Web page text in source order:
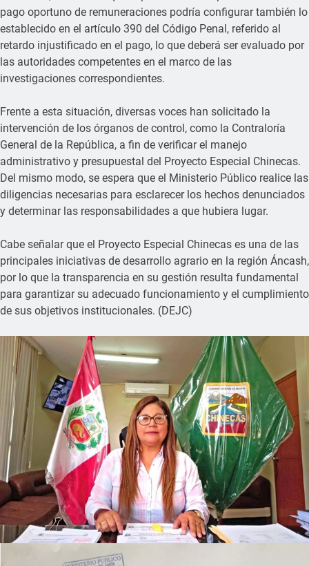
pago oportuno de remuneraciones podría configurar también lo
establecido en el artículo 390 del Código Penal, referido al
retardo injustificado en el pago, lo que deberá ser evaluado por
las autoridades competentes en el marco de las
investigaciones correspondientes.
Frente a esta situación, diversas voces han solicitado la
intervención de los órganos de control, como la Contraloría
General de la República, a fin de verificar el manejo
administrativo y presupuestal del Proyecto Especial Chinecas.
Del mismo modo, se espera que el Ministerio Público realice las
diligencias necesarias para esclarecer los hechos denunciados
y determinar las responsabilidades a que hubiera lugar.
Cabe señalar que el Proyecto Especial Chinecas es una de las
principales iniciativas de desarrollo agrario en la región Áncash,
por lo que la transparencia en su gestión resulta fundamental
para garantizar su adecuado funcionamiento y el cumplimiento
de sus objetivos institucionales. (DEJC)